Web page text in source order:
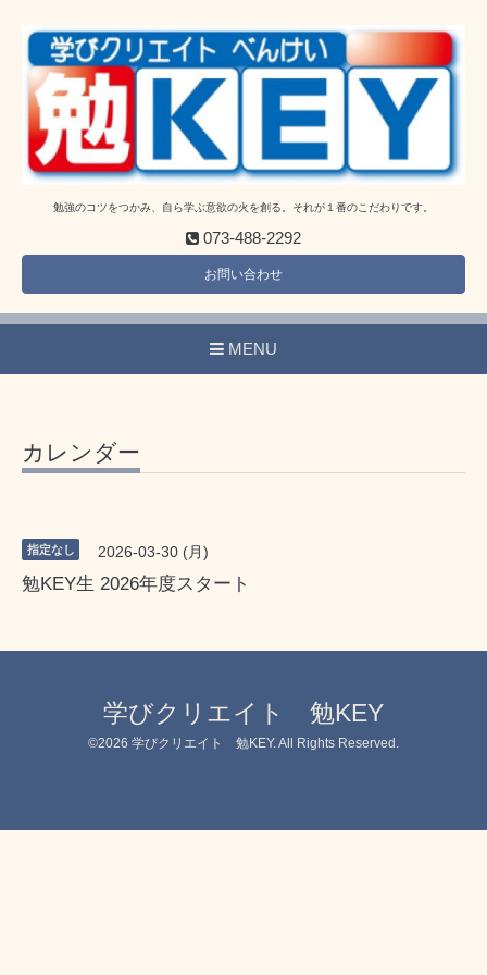
勉強のコツをつかみ、自ら学ぶ意欲の火を創る。それが１番のこだわりです。
073-488-2292
お問い合わせ
MENU
カレンダー
指定なし 2026-03-30 (月)
勉KEY生 2026年度スタート
学びクリエイト 勉KEY
©2026 学びクリエイト 勉KEY. All Rights Reserved.